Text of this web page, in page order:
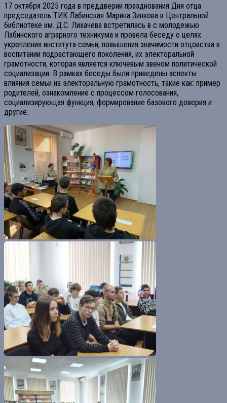
17 октября 2025 года в преддверии празднования Дня отца
председатель ТИК Лабинская Марина Зинкова в Центральной
библиотеке им. Д.С. Лихачева встретилась в с молодежью
Лабинского аграрного техникума и провела беседу о целях
укрепления института семьи, повышения значимости отцовства в
воспитании подрастающего поколения, их электоральной
грамотности, которая является ключевым звеном политической
социализации. В рамках беседы были приведены аспекты
влияния семьи на электоральную грамотность, такие как: пример
родителей, ознакомление с процессом голосования,
социализирующая функция, формирование базового доверия и
другие.